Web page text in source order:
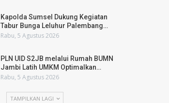
Kapolda Sumsel Dukung Kegiatan
Tabur Bunga Leluhur Palembang…
Rabu, 5 Agustus 2026
PLN UID S2JB melalui Rumah BUMN
Jambi Latih UMKM Optimalkan…
Rabu, 5 Agustus 2026
TAMPILKAN LAGI